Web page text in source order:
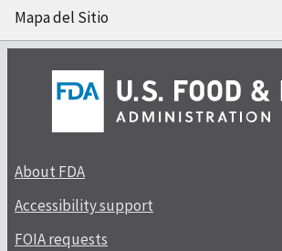
Mapa del Sitio
About FDA
Accessibility support
FOIA requests